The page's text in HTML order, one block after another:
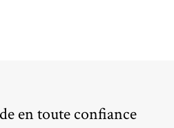
en toute confiance